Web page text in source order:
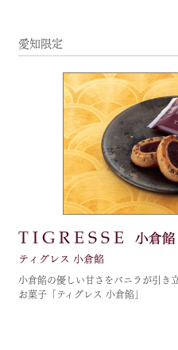
愛知限定
小倉餡の優しい甘さをバニラが引き
お菓子「ティグレス 小倉餡」